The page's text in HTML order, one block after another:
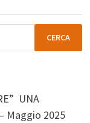
UNA
Maggio 2025